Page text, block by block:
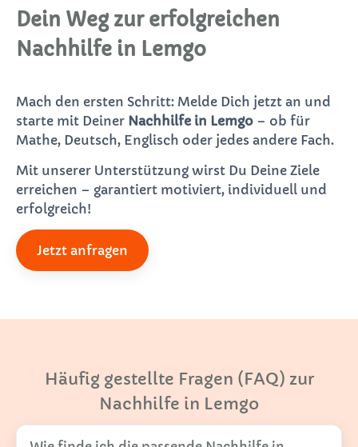
Dein Weg zur erfolgreichen
Nachhilfe in Lemgo
Mach den ersten Schritt: Melde Dich jetzt an und
starte mit Deiner Nachhilfe in Lemgo – ob für
Mathe, Deutsch, Englisch oder jedes andere Fach.
Mit unserer Unterstützung wirst Du Deine Ziele
erreichen – garantiert motiviert, individuell und
erfolgreich!
Jetzt anfragen
Häufig gestellte Fragen (FAQ) zur
Nachhilfe in Lemgo